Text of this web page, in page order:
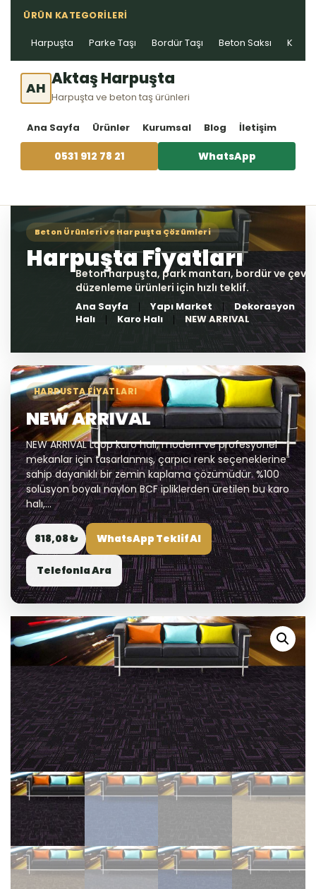
ÜRÜN KATEGORILERI
Harpuşta Parke Taşı Bordür Taşı Beton Saksı Kablo
AH Aktaş Harpuşta
Harpuşta ve beton taş ürünleri
Ana Sayfa Ürünler Kurumsal Blog İletişim
0531 912 78 21 WhatsApp
Ana Sayfa Yapı Market
Dekorasyon
Halı
Karo Halı NEW ARRIVAL
HARPUSTA FIYATLARI
NEW ARRIVAL
NEW ARRIVAL Loop karo halı, modern ve profesyonel
mekanlar için tasarlanmış, çarpıcı renk seçeneklerine
sahip dayanıklı bir zemin kaplama çözümüdür. %100
solüsyon boyalı naylon BCF ipliklerden üretilen bu karo
halı,...
818,08 ₺ WhatsApp Teklif Al
Telefonla Ara